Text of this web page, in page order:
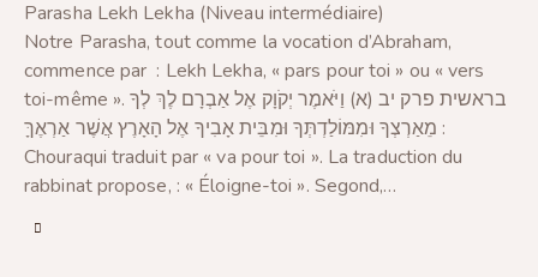
Parasha Lekh Lekha (Niveau intermédiaire)
Notre Parasha, tout comme la vocation d’Abraham,
commence par : Lekh Lekha, « pars pour toi » ou « vers
toi-même ». בראשית פרק יב (א) וַיֹּאמֶר יְקֹוָק אֶל אַבְרָם לֶךְ לְךָ
מֵאַרְצְךָ וּמִמּוֹלַדְתְּךָ וּמִבֵּית אָבִיךָ אֶל הָאָרֶץ אֲשֶׁר אַרְאֶךָּ :
Chouraqui traduit par « va pour toi ». La traduction du
rabbinat propose, : « Éloigne-toi ». Segond,…